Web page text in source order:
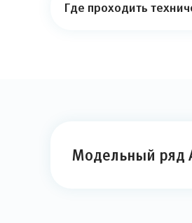
Где проходить
Модельный ряд